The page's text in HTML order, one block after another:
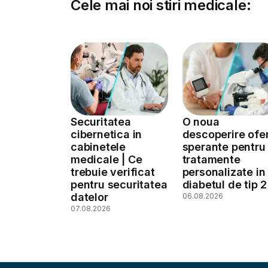
Cele mai noi stiri medicale:
Securitatea
cibernetica in
cabinetele
medicale | Ce
trebuie verificat
pentru securitatea
datelor
07.08.2026
O noua
descoperire
sperante pentru
tratamente
personalizate in
diabetul de tip 2
06.08.2026